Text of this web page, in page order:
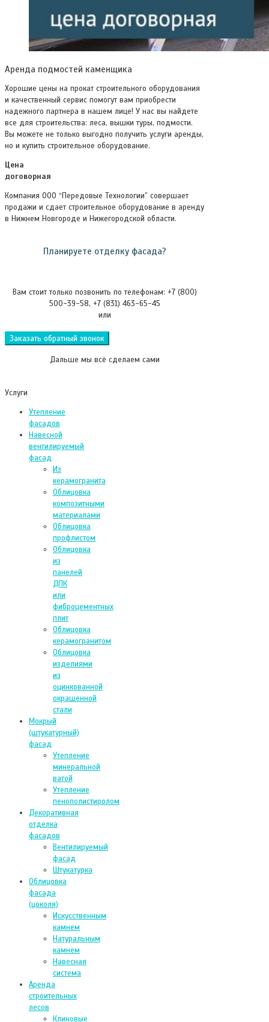
Аренда подмостей каменщика
Хорошие цены на прокат строительного оборудования
и качественный сервис помогут вам приобрести
надежного партнера в нашем лице! У нас вы найдете
все для строительства: леса, вышки туры, подмости.
Вы можете не только выгодно получить услуги аренды,
но и купить строительное оборудование.
Цена
Компания ООО “Передовые Технологии” совершает
продажи и сдает строительное оборудование в аренду
в Нижнем Новгороде и Нижегородской области.
Планируете отделку фасада?
Вам стоит только позвонить по телефонам: +7 (800)
500-39-58, +7 (831) 463-65-45
или
Заказать обратный звонок
Дальше мы всё сделаем сами
Услуги
Утепление
фасадов
Навесной
вентилируемый
фасад
Из
керамогранита
Облицовка
композитными
материалами
Облицовка
профлистом
Облицовка
из
панелей
ДПК
или
фиброцементных
плит
Облицовка
керамогранитом
Облицовка
изделиями
из
оцинкованной
окрашенной
стали
Мокрый
(штукатурный)
фасад
Утепление
минеральной
ватой
Утепление
пенополистиролом
Декоративная
отделка
фасадов
Вентилируемый
фасад
Штукатурка
Облицовка
фасада
(цоколя)
Искусственным
камнем
Натуральным
камнем
Навесная
система
Аренда
строительных
лесов
Клиновые